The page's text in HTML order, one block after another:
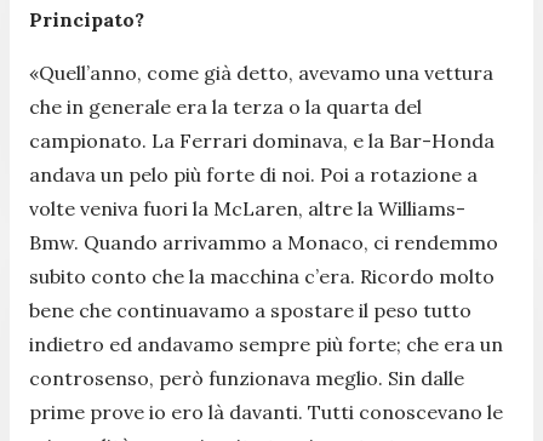
Principato?
«Quell’anno, come già detto, avevamo una vettura
che in generale era la terza o la quarta del
campionato. La Ferrari dominava, e la Bar-Honda
andava un pelo più forte di noi. Poi a rotazione a
volte veniva fuori la McLaren, altre la Williams-
Bmw. Quando arrivammo a Monaco, ci rendemmo
subito conto che la macchina c’era. Ricordo molto
bene che continuavamo a spostare il peso tutto
indietro ed andavamo sempre più forte; che era un
controsenso, però funzionava meglio. Sin dalle
prime prove io ero là davanti. Tutti conoscevano le